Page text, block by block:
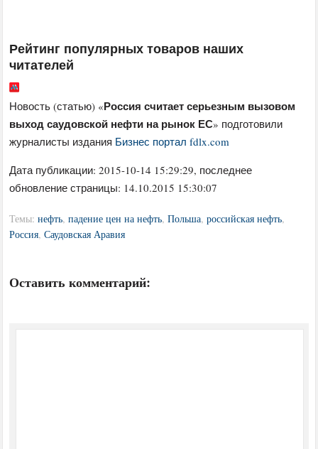
Рейтинг популярных товаров наших
читателей
Новость (статью) «Россия считает серьезным вызовом
выход саудовской нефти на рынок ЕС» подготовили
журналисты издания Бизнес портал fdlx.com
Дата публикации:2015-10-14 15:29:29, последнее
обновление страницы: 14.10.2015 15:30:07
Темы:нефть,падение цен на нефть,Польша,российская нефть,
Россия,Саудовская Аравия
Оставить комментарий: